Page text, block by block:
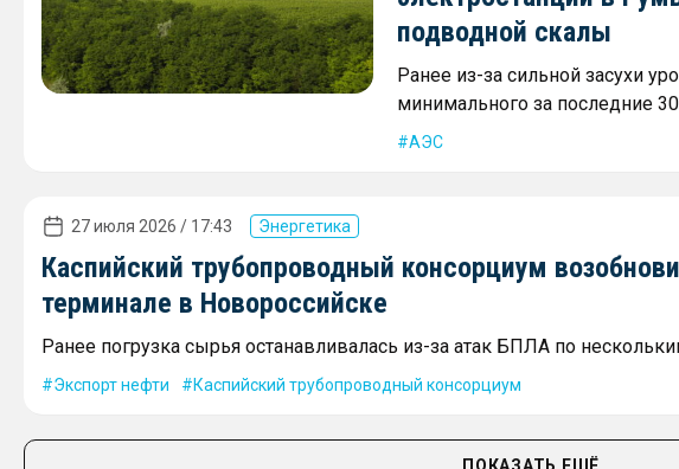
подводной скалы
Ранее из-за сильной засухи
минимального за последние
АЭС
27 июля 2026 / 17:43 Энергетика
Каспийский трубопроводный консорциум
терминале в Новороссийске
Ранее погрузка сырья останавливалась из-за атак БПЛА по
Экспорт нефти Каспийский трубопроводный консорциум